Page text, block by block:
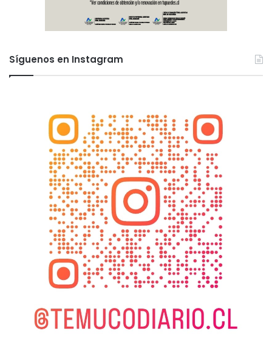
Síguenos en Instagram